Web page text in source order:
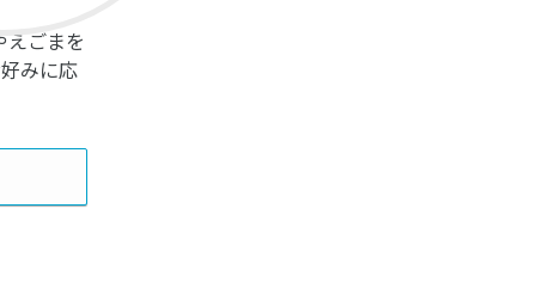
ごまを
みに応